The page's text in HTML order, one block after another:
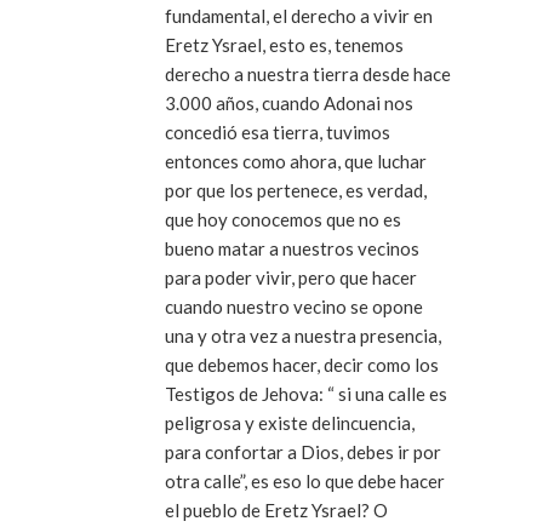
fundamental, el derecho a vivir en
Eretz Ysrael, esto es, tenemos
derecho a nuestra tierra desde hace
3.000 años, cuando Adonai nos
concedió esa tierra, tuvimos
entonces como ahora, que luchar
por que los pertenece, es verdad,
que hoy conocemos que no es
bueno matar a nuestros vecinos
para poder vivir, pero que hacer
cuando nuestro vecino se opone
una y otra vez a nuestra presencia,
que debemos hacer, decir como los
Testigos de Jehova: “ si una calle es
peligrosa y existe delincuencia,
para confortar a Dios, debes ir por
otra calle”, es eso lo que debe hacer
el pueblo de Eretz Ysrael? O